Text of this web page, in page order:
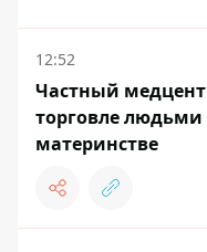
12:52
Частный
торговле людьми
материнстве